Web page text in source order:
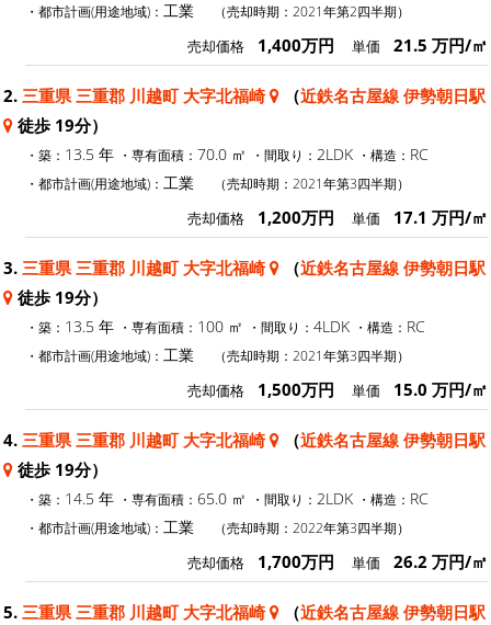
・都市計画(用途地域)： 工業 （売却時期：2021年第2四半期）
売却価格 1,400万円 単価 21.5 万円/㎡
2. 三重県 三重郡 川越町 大字北福崎 （近鉄名古屋線 伊勢朝日駅
徒歩 19分）
・築： 13.5 年 ・専有面積： 70.0 ㎡ ・間取り： 2LDK ・構造： RC
・都市計画(用途地域)： 工業 （売却時期：2021年第3四半期）
売却価格 1,200万円 単価 17.1 万円/㎡
3. 三重県 三重郡 川越町 大字北福崎 （近鉄名古屋線 伊勢朝日駅
徒歩 19分）
・築： 13.5 年 ・専有面積： 100 ㎡ ・間取り： 4LDK ・構造： RC
・都市計画(用途地域)： 工業 （売却時期：2021年第3四半期）
売却価格 1,500万円 単価 15.0 万円/㎡
4. 三重県 三重郡 川越町 大字北福崎 （近鉄名古屋線 伊勢朝日駅
徒歩 19分）
・築： 14.5 年 ・専有面積： 65.0 ㎡ ・間取り： 2LDK ・構造： RC
・都市計画(用途地域)： 工業 （売却時期：2022年第3四半期）
売却価格 1,700万円 単価 26.2 万円/㎡
5. 三重県 三重郡 川越町 大字北福崎 （近鉄名古屋線 伊勢朝日駅